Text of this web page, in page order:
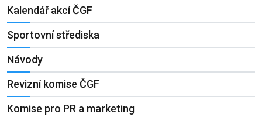
Kalendář akcí ČGF
Sportovní střediska
Návody
Revizní komise ČGF
Komise pro PR a marketing